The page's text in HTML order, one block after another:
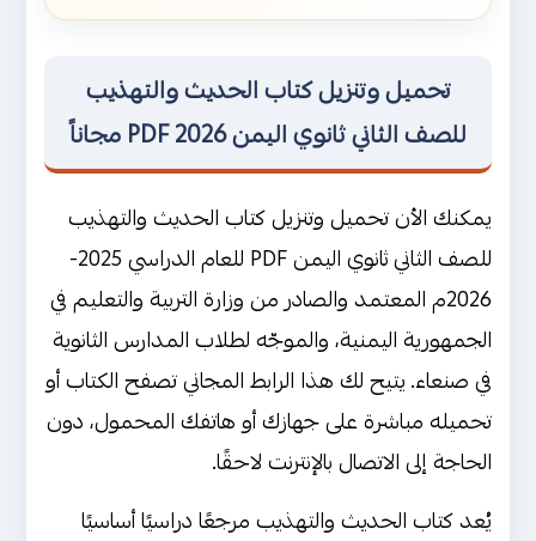
تحميل وتنزيل كتاب الحديث والتهذيب
نبذة عن كتاب الحديث والتهذيب للصف
الثاني ثانوي اليمن
من هو مؤلف كتاب الحديث والتهذيب
للصف الثاني ثانوي ؟
محتوى كتاب الحديث والتهذيب للصف
الثاني ثانوي اليمن
شرح وتحليل مبسط لمحتوى كتاب
الحديث والتهذيب للصف الثاني ثانوي
اليمن
تحليل الفصل الدراسي الأول: ترسيخ
تحميل وتنزيل كتاب الحديث والتهذيب
للصف الثاني ثانوي اليمن 2026 PDF مجاناً
يمكنك الأن تحميل وتنزيل كتاب الحديث والتهذيب
للصف الثاني ثانوي اليمن PDF للعام الدراسي 2025-
2026م المعتمد والصادر من وزارة التربية والتعليم في
الجمهورية اليمنية، والموجّه لطلاب المدارس الثانوية
في صنعاء. يتيح لك هذا الرابط المجاني تصفح الكتاب أو
تحميله مباشرة على جهازك أو هاتفك المحمول، دون
الحاجة إلى الاتصال بالإنترنت لاحقًا.
يُعد كتاب الحديث والتهذيب مرجعًا دراسيًا أساسيًا